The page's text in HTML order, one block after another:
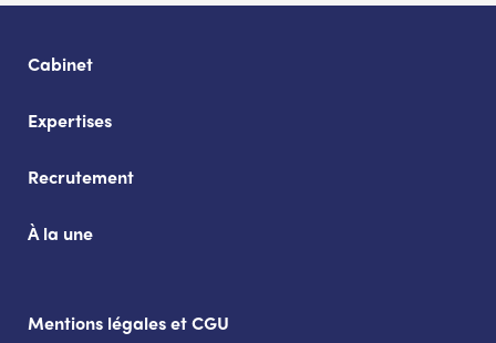
Cabinet
Expertises
Recrutement
À la une
Mentions légales et CGU